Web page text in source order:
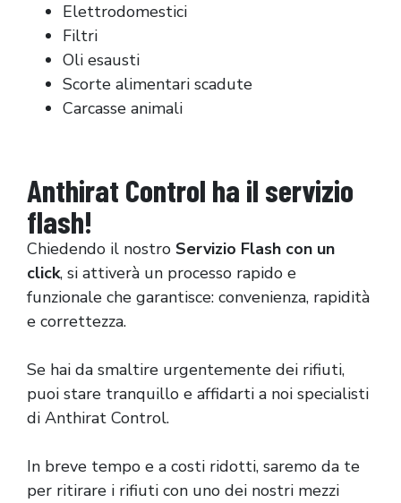
Elettrodomestici
Filtri
Oli esausti
Scorte alimentari scadute
Carcasse animali
Anthirat Control ha il servizio
flash!
Chiedendo il nostro Servizio Flash con un
click, si attiverà un processo rapido e
funzionale che garantisce: convenienza, rapidità
e correttezza.
Se hai da smaltire urgentemente dei rifiuti,
puoi stare tranquillo e affidarti a noi specialisti
di Anthirat Control.
In breve tempo e a costi ridotti, saremo da te
per ritirare i rifiuti con uno dei nostri mezzi